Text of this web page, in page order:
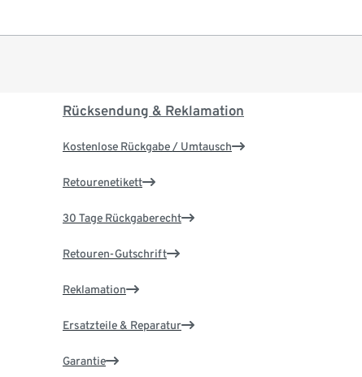
Rücksendung & Reklamation
Kostenlose Rückgabe / Umtausch
Retourenetikett
30 Tage Rückgaberecht
Retouren-Gutschrift
Reklamation
Ersatzteile & Reparatur
Garantie